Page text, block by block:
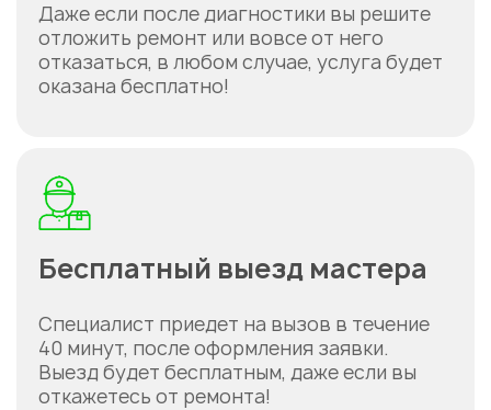
Даже если после диагностики вы решите
отложить ремонт или вовсе от него
отказаться, в любом случае, услуга будет
оказана бесплатно!
Бесплатный выезд мастера
Специалист приедет на вызов в течение
40 минут, после оформления заявки.
Выезд будет бесплатным, даже если вы
откажетесь от ремонта!